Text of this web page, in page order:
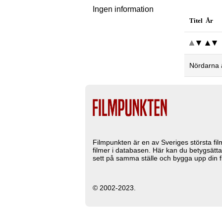
Ingen information
Titel År
Nördarna
Filmpunkten är en av Sveriges största
filmer i databasen. Här kan du
sett på samma ställe och bygga upp din
© 2002-2023.